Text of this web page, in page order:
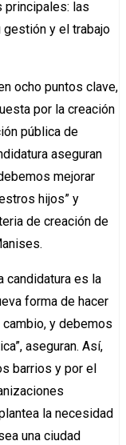
principales: las
gestión y el trabajo
ocho puntos clave,
por la creación
pública de
aseguran
mejorar
hijos” y
de creación de
candidatura es la
forma de hacer
cambio, y debemos
aseguran. Así,
barrios y por el
la necesidad
una ciudad